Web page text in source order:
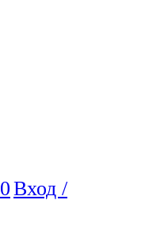
0Вход /